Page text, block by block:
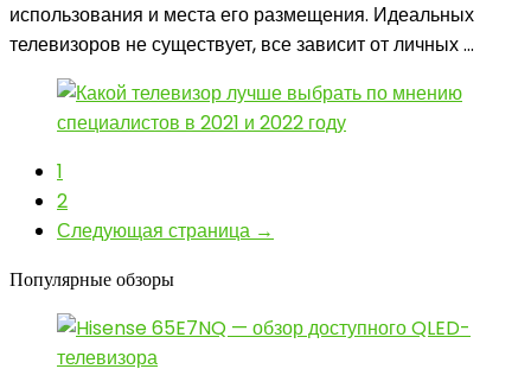
использования и места его размещения. Идеальных
телевизоров не существует, все зависит от личных ...
1
2
Следующая страница →
Популярные обзоры